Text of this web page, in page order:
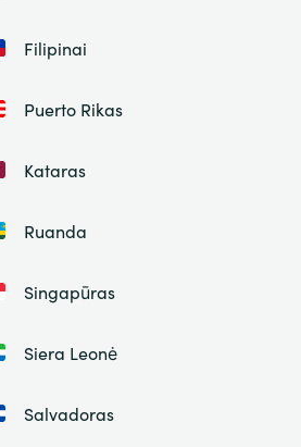
Filipinai
Puerto Rikas
Kataras
Ruanda
Singapūras
Siera Leonė
Salvadoras